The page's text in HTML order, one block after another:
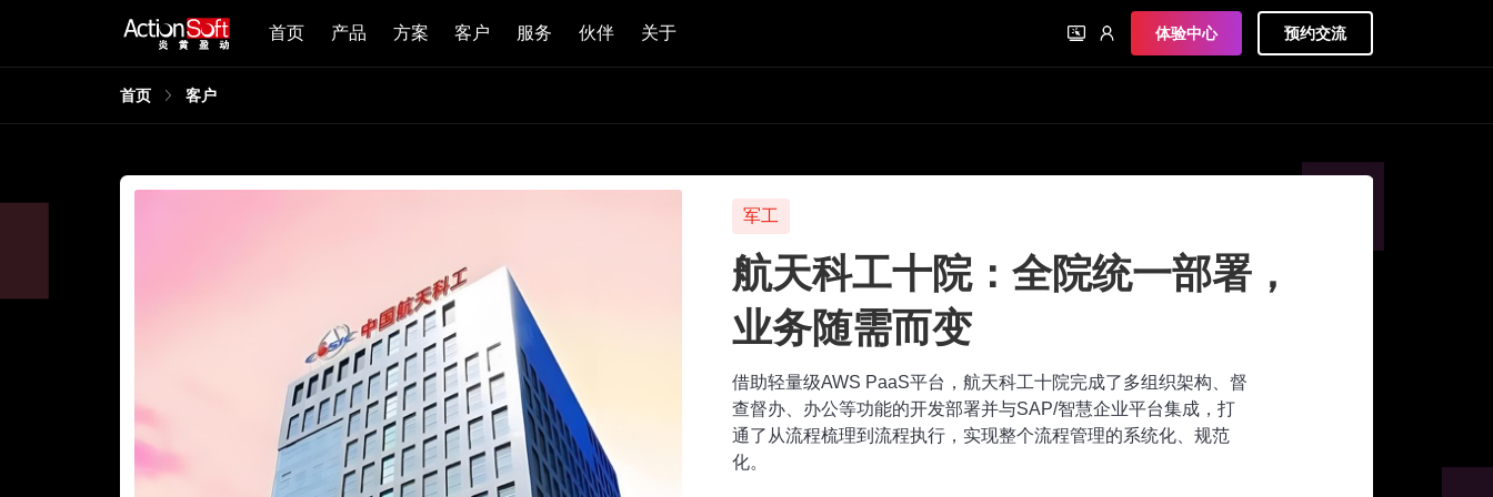
首页 产品 方案 客户 服务 伙伴 关于 体验中心 预约交流
首页 客户
军工
航天科工十院：全院统一部署，
业务随需而变
借助轻量级AWS PaaS平台，航天科工十院完成了多组织架构、督
查督办、办公等功能的开发部署并与SAP/智慧企业平台集成，打
通了从流程梳理到流程执行，实现整个流程管理的系统化、规范
化。